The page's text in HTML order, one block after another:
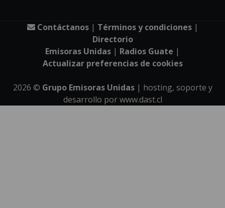
Contáctanos| Términos y condiciones|
Directorio
Emisoras Unidas | Radios Guate |
Actualizar preferencias de cookies
2026 © Grupo Emisoras Unidas| hosting, soporte y
desarrollo porwww.dast.cl